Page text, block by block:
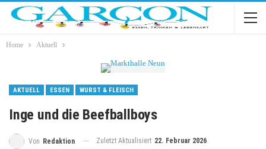
Home Aktuell
AKTUELL ESSEN WURST & FLEISCH
Inge und die Beefballboys
Von Redaktion Zuletzt Aktualisiert 22. Februar 2026